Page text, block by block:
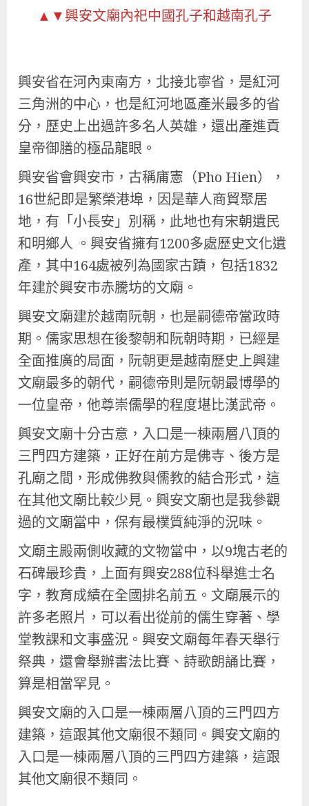
▲▼興安文廟內祀中國孔子和越南孔子
興安省在河內東南方，北接北寧省，是紅河
三角洲的中心，也是紅河地區產米最多的省
分，歷史上出過許多名人英雄，還出產進貢
皇帝御膳的極品龍眼。
興安省會興安市，古稱庯憲（Pho Hien），
16世紀即是繁榮港埠，因是華人商貿聚居
地，有「小長安」別稱，此地也有宋朝遺民
和明鄉人 。興安省擁有1200多處歷史文化遺
產，其中164處被列為國家古蹟，包括1832
年建於興安市赤騰坊的文廟。
興安文廟建於越南阮朝，也是嗣德帝當政時
期。儒家思想在後黎朝和阮朝時期，已經是
全面推廣的局面，阮朝更是越南歷史上興建
文廟最多的朝代，嗣德帝則是阮朝最博學的
一位皇帝，他尊崇儒學的程度堪比漢武帝。
興安文廟十分古意，入口是一棟兩層八頂的
三門四方建築，正好在前方是佛寺、後方是
孔廟之間，形成佛教與儒教的結合形式，這
在其他文廟比較少見。興安文廟也是我參觀
過的文廟當中，保有最樸質純淨的況味。
文廟主殿兩側收藏的文物當中，以9塊古老的
石碑最珍貴，上面有興安288位科舉進士名
字，教育成績在全國排名前五。文廟展示的
許多老照片，可以看出從前的儒生穿著、學
堂教課和文事盛況。興安文廟每年春天舉行
祭典，還會舉辦書法比賽、詩歌朗誦比賽，
算是相當罕見。
興安文廟的入口是一棟兩層八頂的三門四方
建築，這跟其他文廟很不類同。興安文廟的
入口是一棟兩層八頂的三門四方建築，這跟
其他文廟很不類同。